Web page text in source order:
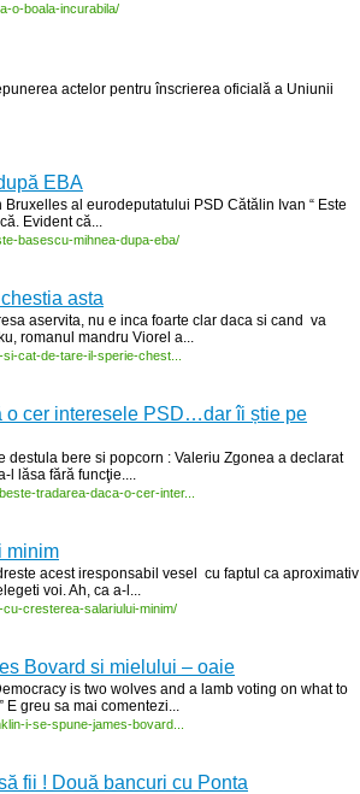
o-boala-incurabila/
actelor pentru înscrierea oficială a Uniunii
EBA
al eurodeputatului PSD Cătălin Ivan “ Este
Evident că...
basescu-mihnea-dupa-eba/
asta
aservita, nu e inca foarte clar daca si cand va
romanul mandru Viorel a...
si-cat-de-tare-il-sperie-chest...
o cer interesele PSD…dar îi știe pe
bere si popcorn : Valeriu Zgonea a declarat
l lăsa fără funcţie....
tradarea-daca-o-cer-inter...
minim
acest iresponsabil vesel cu faptul ca aproximativ
voi. Ah, ca a-l...
cu-cresterea-salariului-minim/
Bovard si mielului – oaie
is two wolves and a lamb voting on what to
E greu sa mai comentezi...
i-se-spune-james-bovard...
fii ! Două bancuri cu Ponta